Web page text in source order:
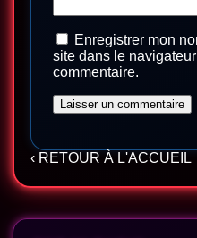
Enregistrer mon
site dans le
commentaire.
‹ RETOUR À L'ACCUEIL